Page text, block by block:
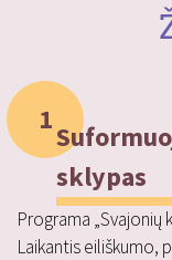
1
sklypas
Programa „Svajonių
Laikantis eiliškumo,